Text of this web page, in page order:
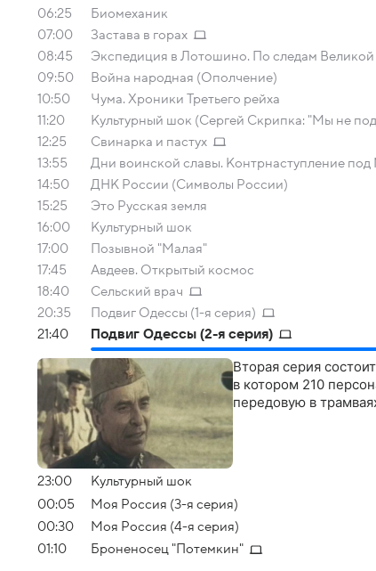
06:25
Биомеханик
07:00
Застава в горах
08:45
Экспедиция в Лотошино. По следам
09:50
Война народная (Ополчение)
10:50
Чума. Хроники Третьего рейха
11:20
Культурный шок (Сергей Скрипка: "Мы не
12:25
Свинарка и пастух
13:55
Дни воинской славы. Контрнаступление
14:50
ДНК России (Символы России)
15:25
Это Русская земля
16:00
Культурный шок
17:00
Позывной "Малая"
17:45
Авдеев. Открытый космос
18:40
Сельский врач
20:35
Подвиг Одессы (1-я серия)
21:40
Подвиг Одессы (2-я серия)
Вторая серия
в котором 210
передовую в
23:00
Культурный шок
00:05
Моя Россия (3-я серия)
00:30
Моя Россия (4-я серия)
01:10
Броненосец "Потемкин"